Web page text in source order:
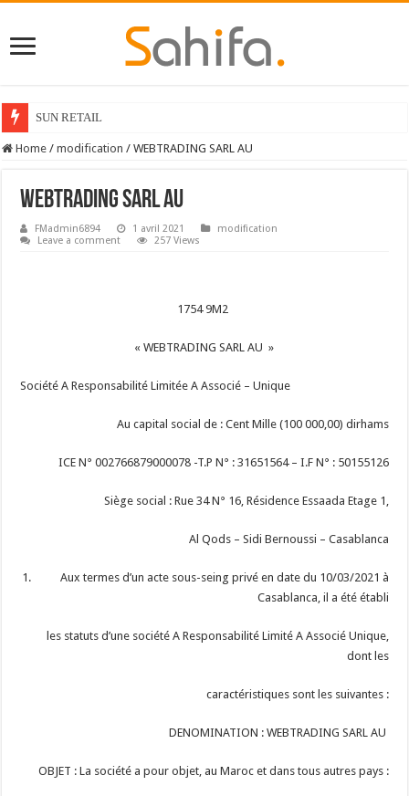
SUN RETAIL
Home / modification / WEBTRADING SARL AU
WEBTRADING SARL AU
FMadmin6894 1 avril 2021
modification
Leave a comment
257 Views
1754 9M2
« WEBTRADING SARL AU »
Société A Responsabilité Limitée A Associé – Unique
Au capital social de : Cent Mille (100 000,00) dirhams
ICE N° 002766879000078 -T.P N° : 31651564 – I.F N° : 50155126
Siège social : Rue 34 N° 16, Résidence Essaada Etage 1,
Al Qods – Sidi Bernoussi – Casablanca
Aux termes d’un acte sous-seing privé en date du 10/03/2021 à
Casablanca, il a été établi
les statuts d’une société A Responsabilité Limité A Associé Unique,
dont les
caractéristiques sont les suivantes :
DENOMINATION : WEBTRADING SARL AU
OBJET : La société a pour objet, au Maroc et dans tous autres pays :